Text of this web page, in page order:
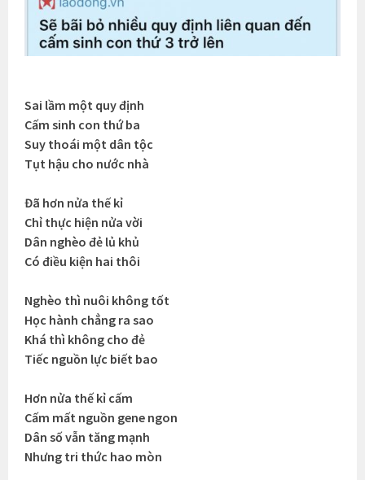
Sai lầm một quy định
Cấm sinh con thứ ba
Suy thoái một dân tộc
Tụt hậu cho nước nhà
Đã hơn nửa thế kỉ
Chỉ thực hiện nửa vời
Dân nghèo đẻ lủ khủ
Có điều kiện hai thôi
Nghèo thì nuôi không tốt
Học hành chẳng ra sao
Khá thì không cho đẻ
Tiếc nguồn lực biết bao
Hơn nửa thế kỉ cấm
Cấm mất nguồn gene ngon
Dân số vẫn tăng mạnh
Nhưng tri thức hao mòn